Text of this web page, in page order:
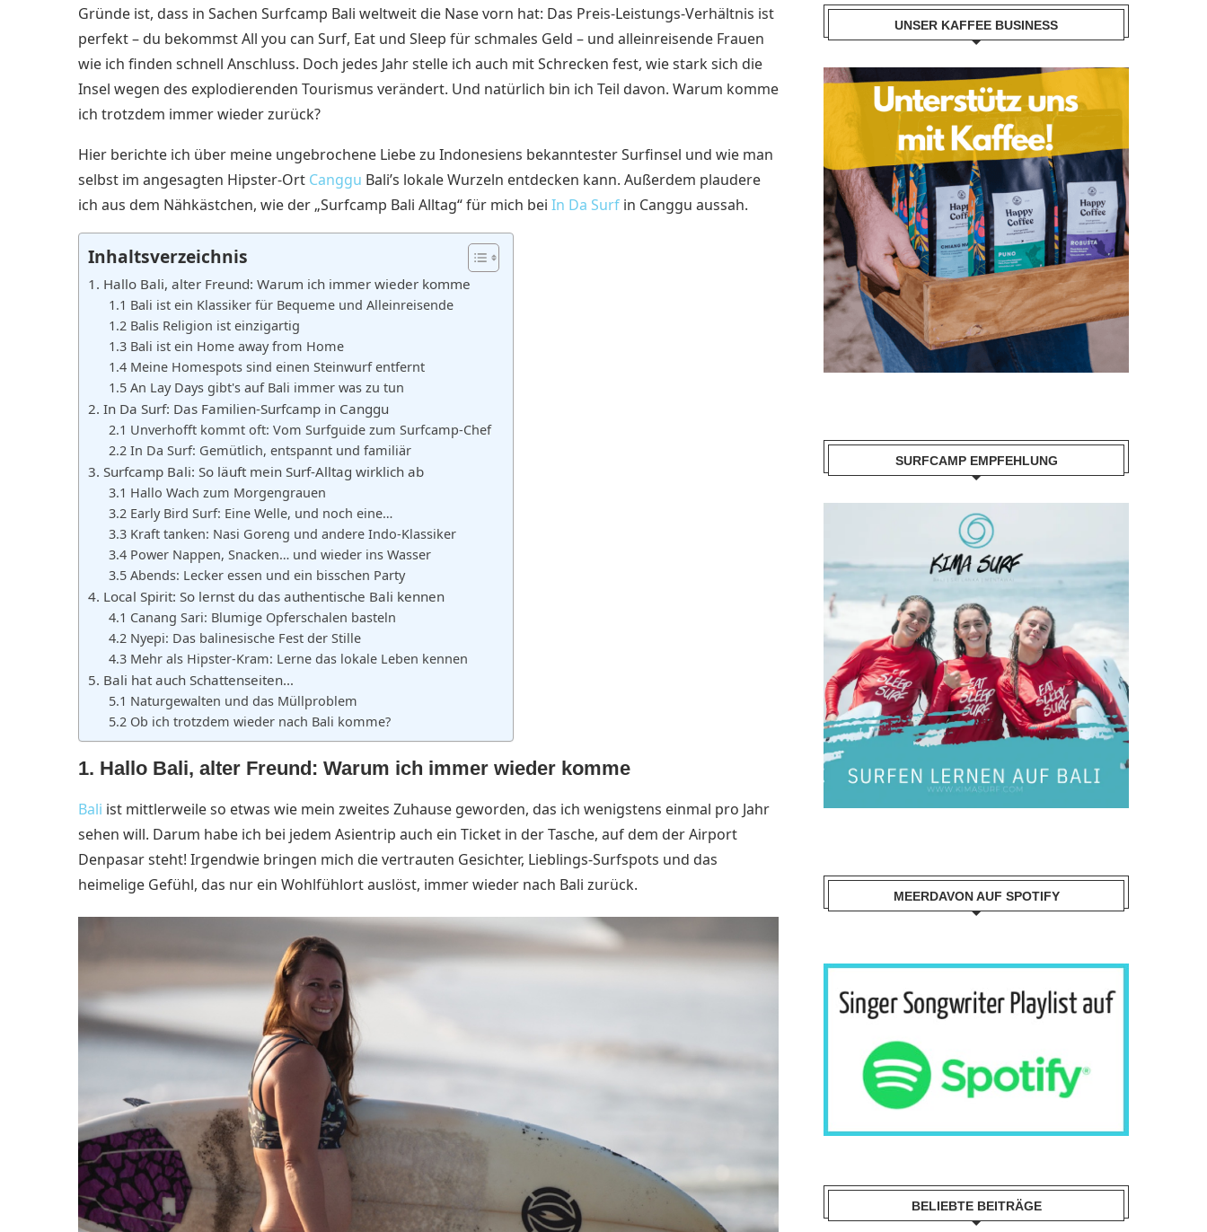
Gründe ist, dass in Sachen Surfcamp Bali weltweit die Nase vorn hat: Das Preis-Leistungs-Verhältnis ist
perfekt – du bekommst All you can Surf, Eat und Sleep für schmales Geld – und alleinreisende Frauen
wie ich finden schnell Anschluss. Doch jedes Jahr stelle ich auch mit Schrecken fest, wie stark sich die
Insel wegen des explodierenden Tourismus verändert. Und natürlich bin ich Teil davon. Warum komme
ich trotzdem immer wieder zurück?
Hier berichte ich über meine ungebrochene Liebe zu Indonesiens bekanntester Surfinsel und wie man
selbst im angesagten Hipster-Ort Canggu Bali’s lokale Wurzeln entdecken kann. Außerdem plaudere
ich aus dem Nähkästchen, wie der „Surfcamp Bali Alltag“ für mich bei In Da Surf in Canggu aussah.
Inhaltsverzeichnis
1. Hallo Bali, alter Freund: Warum ich immer wieder komme
1.1 Bali ist ein Klassiker für Bequeme und Alleinreisende
1.2 Balis Religion ist einzigartig
1.3 Bali ist ein Home away from Home
1.4 Meine Homespots sind einen Steinwurf entfernt
1.5 An Lay Days gibt's auf Bali immer was zu tun
2. In Da Surf: Das Familien-Surfcamp in Canggu
2.1 Unverhofft kommt oft: Vom Surfguide zum Surfcamp-Chef
2.2 In Da Surf: Gemütlich, entspannt und familiär
3. Surfcamp Bali: So läuft mein Surf-Alltag wirklich ab
3.1 Hallo Wach zum Morgengrauen
3.2 Early Bird Surf: Eine Welle, und noch eine…
3.3 Kraft tanken: Nasi Goreng und andere Indo-Klassiker
3.4 Power Nappen, Snacken… und wieder ins Wasser
3.5 Abends: Lecker essen und ein bisschen Party
4. Local Spirit: So lernst du das authentische Bali kennen
4.1 Canang Sari: Blumige Opferschalen basteln
4.2 Nyepi: Das balinesische Fest der Stille
4.3 Mehr als Hipster-Kram: Lerne das lokale Leben kennen
5. Bali hat auch Schattenseiten…
5.1 Naturgewalten und das Müllproblem
5.2 Ob ich trotzdem wieder nach Bali komme?
1. Hallo Bali, alter Freund: Warum ich immer wieder komme
Bali ist mittlerweile so etwas wie mein zweites Zuhause geworden, das ich wenigstens einmal pro Jahr
sehen will. Darum habe ich bei jedem Asientrip auch ein Ticket in der Tasche, auf dem der Airport
Denpasar steht! Irgendwie bringen mich die vertrauten Gesichter, Lieblings-Surfspots und das
heimelige Gefühl, das nur ein Wohlfühlort auslöst, immer wieder nach Bali zurück.
UNSER KAFFEE BUSINESS
SURFCAMP EMPFEHLUNG
MEERDAVON AUF SPOTIFY
BELIEBTE BEITRÄGE